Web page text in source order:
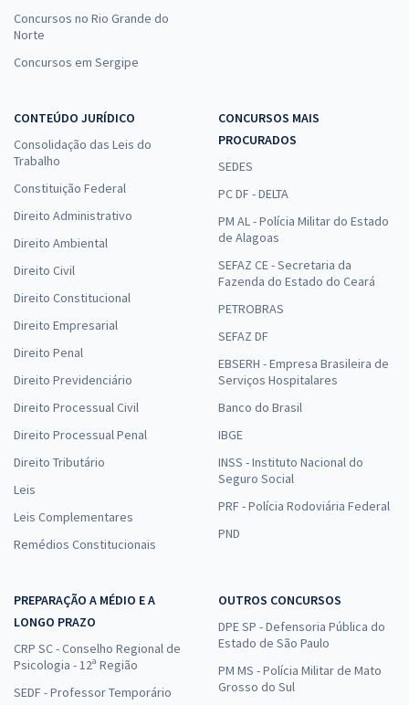
Concursos no Rio Grande do
Norte
Concursos em Sergipe
CONTEÚDO JURÍDICO
Consolidação das Leis do
Trabalho
Constituição Federal
Direito Administrativo
Direito Ambiental
Direito Civil
Direito Constitucional
Direito Empresarial
Direito Penal
Direito Previdenciário
Direito Processual Civil
Direito Processual Penal
Direito Tributário
Leis
Leis Complementares
Remédios Constitucionais
CONCURSOS MAIS
PROCURADOS
SEDES
PC DF - DELTA
PM AL - Polícia Militar do Estado
de Alagoas
SEFAZ CE - Secretaria da
Fazenda do Estado do Ceará
PETROBRAS
SEFAZ DF
EBSERH - Empresa Brasileira de
Serviços Hospitalares
Banco do Brasil
IBGE
INSS - Instituto Nacional do
Seguro Social
PRF - Polícia Rodoviária Federal
PND
PREPARAÇÃO A MÉDIO E A
LONGO PRAZO
CRP SC - Conselho Regional de
Psicologia - 12ª Região
SEDF - Professor Temporário
OUTROS CONCURSOS
DPE SP - Defensoria Pública do
Estado de São Paulo
PM MS - Polícia Militar de Mato
Grosso do Sul